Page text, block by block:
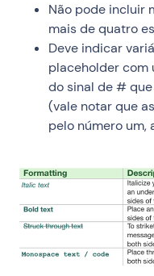
Não pode incluir
mais de quatro
Deve indicar
placeholder com
do sinal de #
(vale notar que
pelo número um,